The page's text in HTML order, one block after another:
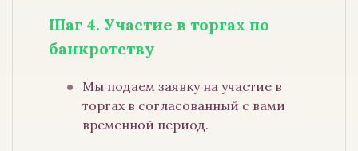
Шаг 4. Участие в торгах по
банкротству
Мы подаем заявку на участие в
торгах в согласованный с вами
временной период.